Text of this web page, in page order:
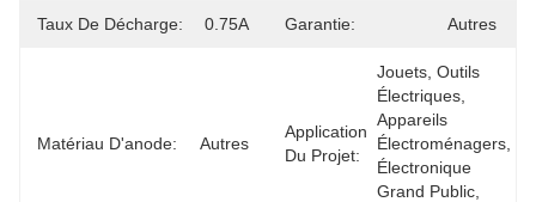
Taux De Décharge: 0.75A Garantie: Autres
Matériau D'anode: Autres
Application
Du Projet:
Jouets, Outils
Électriques,
Appareils
Électroménagers,
Électronique
Grand Public,